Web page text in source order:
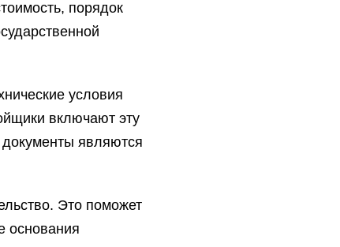
порядок
условия
включают эту
являются
Это поможет
основания